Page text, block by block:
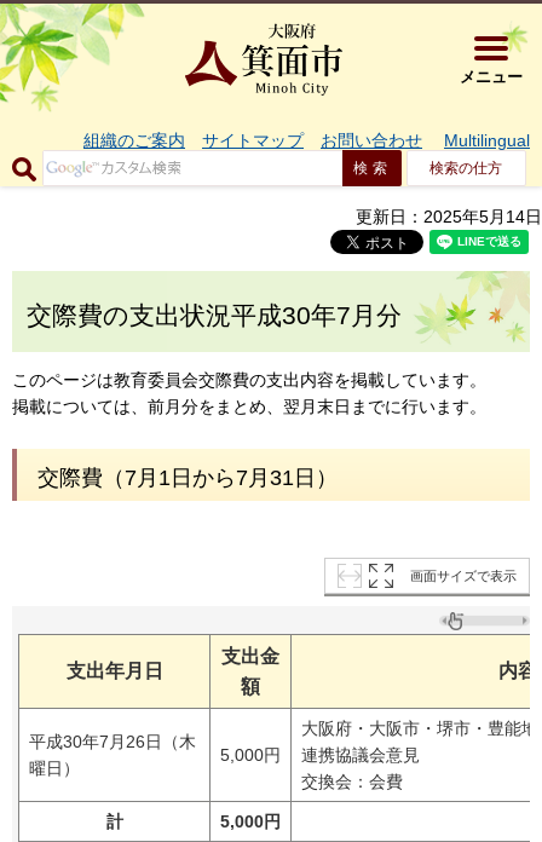
大阪府箕
メニュー
組織のご案内 サイトマップ お問い合わせ Multilingual
検索の仕方
更新日：2025年5月14日
交際費の支出状況平成30年7月分
このページは教育委員会交際費の支出内容を掲載しています。
掲載については、前月分をまとめ、翌月末日までに行います。
交際費（7月1日から7月31日）
画面サイズで表示
支出年月日
支出金
額
内容
平成30年7月26日（木
曜日）
5,000円
大阪府・大阪市・堺市・豊能
連携協議会意見
交換会：会費
計 5,000円